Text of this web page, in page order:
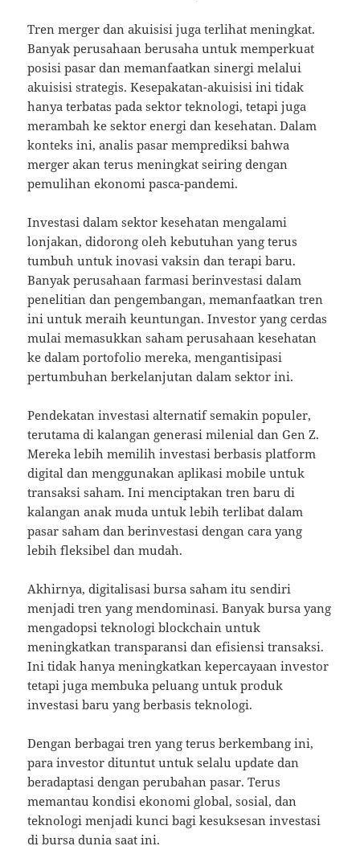
Tren merger dan akuisisi juga terlihat meningkat.
Banyak perusahaan berusaha untuk memperkuat
posisi pasar dan memanfaatkan sinergi melalui
akuisisi strategis. Kesepakatan-akuisisi ini tidak
hanya terbatas pada sektor teknologi, tetapi juga
merambah ke sektor energi dan kesehatan. Dalam
konteks ini, analis pasar memprediksi bahwa
merger akan terus meningkat seiring dengan
pemulihan ekonomi pasca-pandemi.
Investasi dalam sektor kesehatan mengalami
lonjakan, didorong oleh kebutuhan yang terus
tumbuh untuk inovasi vaksin dan terapi baru.
Banyak perusahaan farmasi berinvestasi dalam
penelitian dan pengembangan, memanfaatkan tren
ini untuk meraih keuntungan. Investor yang cerdas
mulai memasukkan saham perusahaan kesehatan
ke dalam portofolio mereka, mengantisipasi
pertumbuhan berkelanjutan dalam sektor ini.
Pendekatan investasi alternatif semakin populer,
terutama di kalangan generasi milenial dan Gen Z.
Mereka lebih memilih investasi berbasis platform
digital dan menggunakan aplikasi mobile untuk
transaksi saham. Ini menciptakan tren baru di
kalangan anak muda untuk lebih terlibat dalam
pasar saham dan berinvestasi dengan cara yang
lebih fleksibel dan mudah.
Akhirnya, digitalisasi bursa saham itu sendiri
menjadi tren yang mendominasi. Banyak bursa yang
mengadopsi teknologi blockchain untuk
meningkatkan transparansi dan efisiensi transaksi.
Ini tidak hanya meningkatkan kepercayaan investor
tetapi juga membuka peluang untuk produk
investasi baru yang berbasis teknologi.
Dengan berbagai tren yang terus berkembang ini,
para investor dituntut untuk selalu update dan
beradaptasi dengan perubahan pasar. Terus
memantau kondisi ekonomi global, sosial, dan
teknologi menjadi kunci bagi kesuksesan investasi
di bursa dunia saat ini.